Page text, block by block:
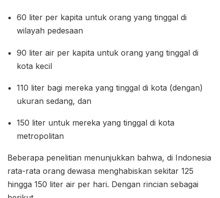
60 liter per kapita untuk orang yang tinggal di
wilayah pedesaan
90 liter air per kapita untuk orang yang tinggal di
kota kecil
110 liter bagi mereka yang tinggal di kota (dengan)
ukuran sedang, dan
150 liter untuk mereka yang tinggal di kota
metropolitan
Beberapa penelitian menunjukkan bahwa, di Indonesia
rata-rata orang dewasa menghabiskan sekitar 125
hingga 150 liter air per hari. Dengan rincian sebagai